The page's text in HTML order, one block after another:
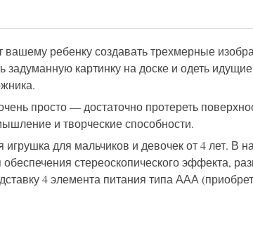
вашему ребенку создавать трехмерные
задуманную картинку на доске и одеть
просто — достаточно протереть
и творческие способности.
для мальчиков и девочек от 4 лет. В
стереоскопического эффекта,
4 элемента питания типа ААА